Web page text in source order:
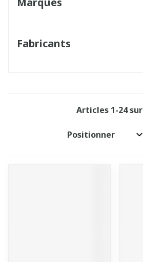
Fabricants
Articles 1-24sur
Trier par: